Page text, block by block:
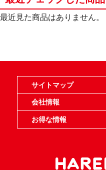
最近見た商品はありません。
サイトマップ
オンラインショップ
買取
記事
選手一覧
デッキ検索
デッキ構築
イベント・大会
店舗のご案内
お問い合わせ
ヘルプ
FAQ
会社情報
利用規約
スタッフ募集
特定商取引法表示
個人情報保護指針
企業情報
お得な情報